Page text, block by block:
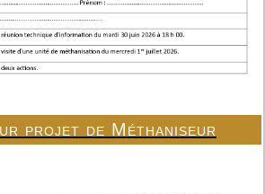
projet de Méthaniseur